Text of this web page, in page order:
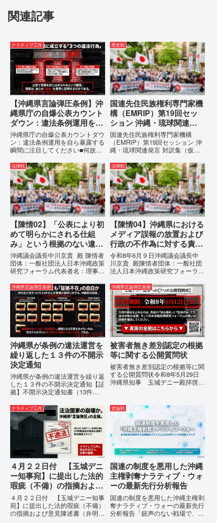
関連記事
ナラティブ工作
【沖縄県言論弾圧条例】沖
縄県庁の自爆公表カウント
ダウン：違法条例運用を自
ら暴露する瞬間に注目して
ください
沖縄県庁の自爆公表カウントダウ
ン：違法条例運用を自ら暴露する
瞬間に注目してください■何故、
テルを貼りたい本当の理由「なぜ
沖縄県庁は、法を無視してまで私
を封じ込めようとするのか。」そ
の理由は明確です。県政が統治
の...
歴史戦
国連先住民族権利専門家機
構（EMRIP）第19回セッ
ション 沖縄・琉球関連発
言 対訳集（仮訳）
国連先住民族権利専門家機構
（EMRIP）第19回セッション 沖
縄・琉球関連発言 対訳集（仮
（EMRIP）の各会合において行
われた、沖縄・琉球の先住民族指
定、PFAS（有機フッ素化合物）
問題、米軍基地、伝統文化（...
法律戦
【陳情02】「公表により初
めて明らかにされる仕組
み」という根拠のない違法
運用の指摘と条例運用の停
止を求める陳情書
沖縄議会議長中川京貴 殿 陳情者
団体：一般社団法人日本沖縄政策
研究フォーラム代表者名：理事
市電 話：080- 「公表により初
めて明らかにされる仕組み」とい
う根拠のない違法運用の指摘と条
例運用の停止を求める陳情...
法律戦
【陳情04】沖縄県における
メディア誤報の放置および
行政の不作為に対する責任
追及と再発防止策を求める
陳情
令和8年6月９日沖縄議会議長中
川京貴 殿陳情者団体：一般社団
法人日本沖縄政策研究フォーラム
所：沖縄県那覇市電 話：080-
【陳情03】沖縄県におけるメデ
ィア誤報の放置および行政の不作
為に対する責任追及と再発防...
沖縄県言論弾圧条例
沖縄県が条例の違法運営を
繰り返した１３件の不開示
決定通知
沖縄県が条例の違法運営を繰り返
した１３件の不開示決定通知【証
拠】不開示決定通知書（13件）
が請求した「差別認定の根拠」に
対し、県は全て非開示・存否応答
拒否を突きつけました。これは、
彼らが行政手続きの正当性を失
沖縄県言論弾圧条例
被害者無き差別認定の根拠
等に関する公開質問状
被害者無き差別認定の根拠等に関
する公開質問状令和8年5月29日
沖縄県知事 玉城デニー殿拝啓貴
ます。私は、適正な意見陳述（弁
明）を行うにあたり、沖縄県行政
手続条例第28条で定められた...
ナラティブ工作
４月２２日付 【玉城デニ
ー知事宛】に提出した法的
瑕疵（不備）の指摘および
意見陳述書（弁明書）提出
の留保の通告
４月２２日付 【玉城デニー知事
宛】に提出した法的瑕疵（不備）
の指摘および意見陳述書（弁明
世論戦
国連の制度を悪用した沖縄
主権剥奪ナラティブ・ウォ
ーの最新先行分析報告
国連の制度を悪用した沖縄主権剥
奪ナラティブ・ウォーの最新先行
分析報告「銃声のない戦場で、日